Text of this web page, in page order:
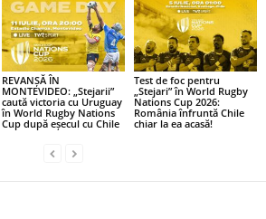
REVANȘĂ ÎN
MONTEVIDEO: „Stejarii”
caută victoria cu Uruguay
în World Rugby Nations
Cup după eșecul cu Chile
Test de foc pentru
„Stejari” în World Rugby
Nations Cup 2026:
România înfruntă Chile
chiar la ea acasă!